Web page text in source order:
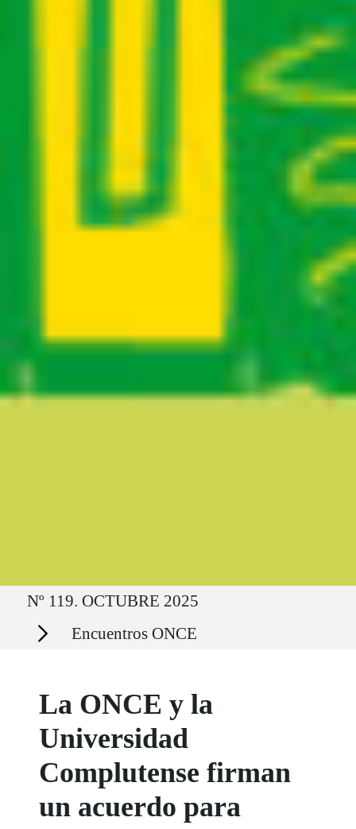
Ruta del sitio
Nº 119. OCTUBRE 2025
Secciones Encuentros ONCE
La ONCE y la
Universidad
Complutense firman
un acuerdo para